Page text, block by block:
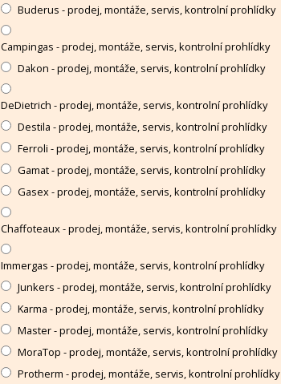
Buderus - prodej, montáže, servis, kontrolní prohlídky
Campingas - prodej, montáže, servis, kontrolní prohlídky
Dakon - prodej, montáže, servis, kontrolní prohlídky
DeDietrich - prodej, montáže, servis, kontrolní prohlídky
Destila - prodej, montáže, servis, kontrolní prohlídky
Ferroli - prodej, montáže, servis, kontrolní prohlídky
Gamat - prodej, montáže, servis, kontrolní prohlídky
Gasex - prodej, montáže, servis, kontrolní prohlídky
Chaffoteaux - prodej, montáže, servis, kontrolní prohlídky
Immergas - prodej, montáže, servis, kontrolní prohlídky
Junkers - prodej, montáže, servis, kontrolní prohlídky
Karma - prodej, montáže, servis, kontrolní prohlídky
Master - prodej, montáže, servis, kontrolní prohlídky
MoraTop - prodej, montáže, servis, kontrolní prohlídky
Protherm - prodej, montáže, servis, kontrolní prohlídky